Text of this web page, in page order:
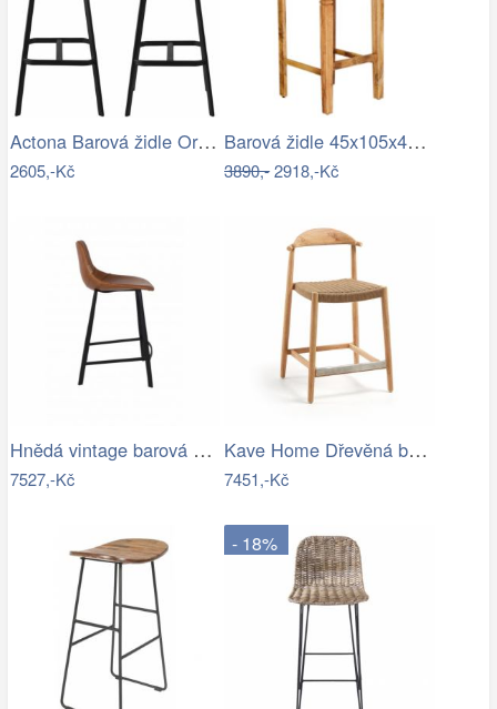
Actona Barová židle Oregon II černá
2605,-Kč
Barová židle 45x105x45 Guru z masivu…
3890,-2918,-Kč
Hnědá vintage barová židle DUTCHBONE…
7527,-Kč
Kave Home Dřevěná barová židle Nina 62…
7451,-Kč
- 18%